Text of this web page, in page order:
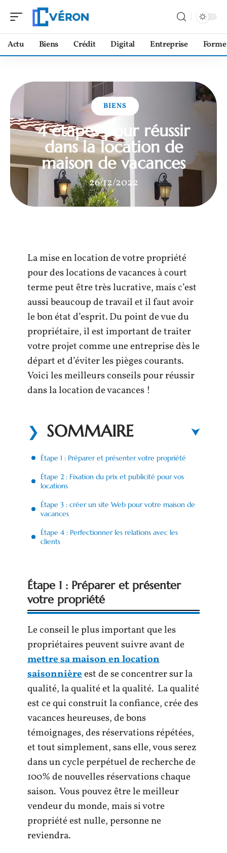
Actu Biens Crédit Digital Entreprise Forme
BIENS
4 étapes pour réussir
dans la location de
maison de vacances
26/12/2022
La mise en location de votre propriété
pour des locations de vacances à court
terme peut être très lucrative, mais c’est
aussi beaucoup de travail et il faut avoir
le bon état d’esprit. Du point de vue du
propriétaire, il est important de traiter
votre projet comme une entreprise dès le
départ et d’éviter les pièges courants.
Voici les meilleurs conseils pour réussir
dans la location de vacances !
SOMMAIRE
Étape 1 : Préparer et présenter votre propriété
Étape 2 : Fixation du prix et publicité pour vos
locations
Étape 3 : créer un site Web pour votre maison de
vacances
Étape 4 : Perfectionner les relations avec les
clients
Étape 1 : Préparer et présenter
votre propriété
Le conseil le plus important que les
propriétaires peuvent suivre avant de
mettre sa maison en location
saisonnièreest de se concentrer sur la
qualité, la qualité et la qualité. La qualité
est ce qui construit la confiance, crée des
vacances heureuses, de bons
témoignages, des réservations répétées,
et tout simplement, sans elle, vous serez
dans un cycle perpétuel de recherche de
100% de nouvelles réservations chaque
saison. Vous pouvez être le meilleur
vendeur du monde, mais si votre
propriété est nulle, personne ne
reviendra.